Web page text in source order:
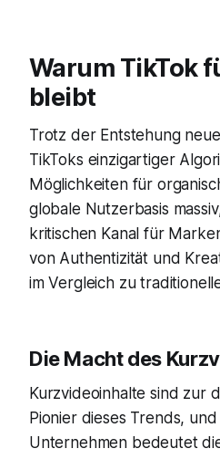
Warum TikTok
bleibt
Trotz der Entstehung
TikToks einzigartiger
Möglichkeiten für
globale Nutzerbasis
kritischen Kanal für
von Authentizität und
im Vergleich zu
Die Macht des
Kurzvideoinhalte sind zur
Pionier dieses Trends,
Unternehmen bedeutet